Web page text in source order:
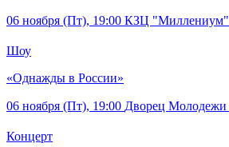
06 ноября (Пт), 19:00 КЗЦ "Миллениум"
Шоу
«Однажды в России»
06 ноября (Пт), 19:00 Дворец Молодежи
Концерт